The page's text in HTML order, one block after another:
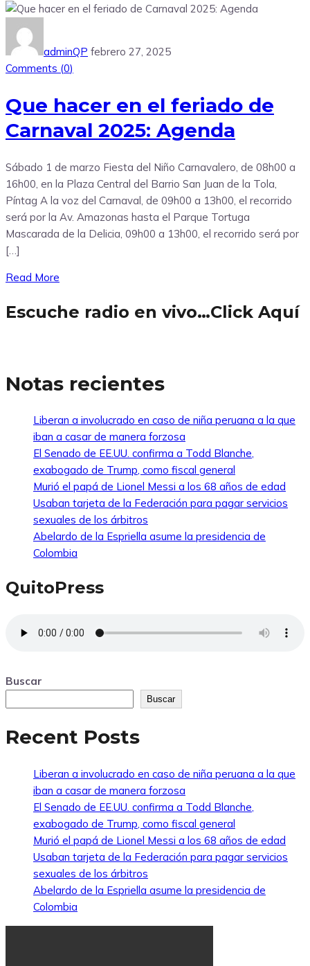
adminQP febrero 27, 2025
Comments (0)
Que hacer en el feriado de
Carnaval 2025: Agenda
Sábado 1 de marzo Fiesta del Niño Carnavalero, de 08h00 a
16h00, en la Plaza Central del Barrio San Juan de la Tola,
Píntag A la voz del Carnaval, de 09h00 a 13h00, el recorrido
será por la Av. Amazonas hasta el Parque Tortuga
Mascarada de la Delicia, 09h00 a 13h00, el recorrido será por
[…]
Read More
Escuche radio en vivo…Click Aquí
Notas recientes
Liberan a involucrado en caso de niña peruana a la que
iban a casar de manera forzosa
El Senado de EE.UU. confirma a Todd Blanche,
exabogado de Trump, como fiscal general
Murió el papá de Lionel Messi a los 68 años de edad
Usaban tarjeta de la Federación para pagar servicios
sexuales de los árbitros
Abelardo de la Espriella asume la presidencia de
Colombia
QuitoPress
Buscar
Buscar
Recent Posts
Liberan a involucrado en caso de niña peruana a la que
iban a casar de manera forzosa
El Senado de EE.UU. confirma a Todd Blanche,
exabogado de Trump, como fiscal general
Murió el papá de Lionel Messi a los 68 años de edad
Usaban tarjeta de la Federación para pagar servicios
sexuales de los árbitros
Abelardo de la Espriella asume la presidencia de
Colombia